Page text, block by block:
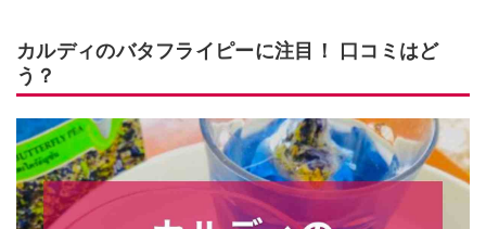
カルディのバタフライピーに注目！ 口コミはど
う？